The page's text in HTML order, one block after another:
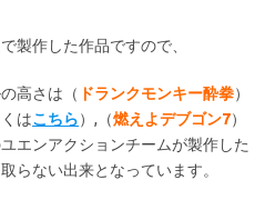
製作した作品ですので、
高さは（ ドランクモンキー酔拳）
はこちら）,（燃えよデブゴン7）
エンアクションチームが製作した
らない出来となっています。